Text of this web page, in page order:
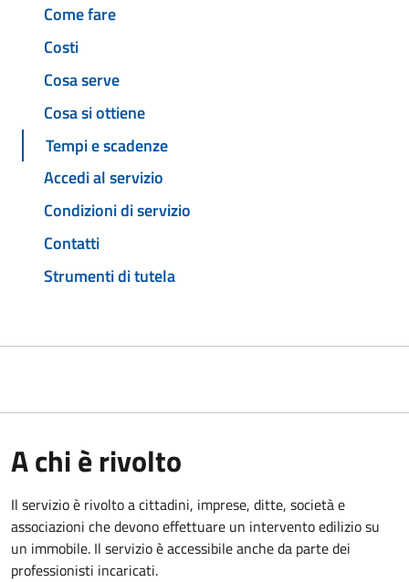
Come fare
Costi
Cosa serve
Cosa si ottiene
Tempi e scadenze
Accedi al servizio
Condizioni di servizio
Contatti
Strumenti di tutela
A chi è rivolto
Il servizio è rivolto a cittadini, imprese, ditte, società e
associazioni che devono effettuare un intervento edilizio su
un immobile. Il servizio è accessibile anche da parte dei
professionisti incaricati.